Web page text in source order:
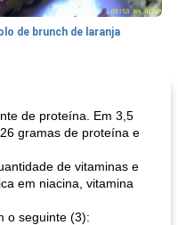
de brunch de laranja
de proteína. Em 3,5
gramas de proteína e
de vitaminas e
em niacina, vitamina
o seguinte (3):